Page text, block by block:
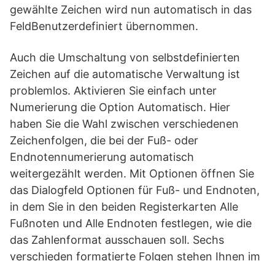
gewählte Zeichen wird nun automatisch in das
FeldBenutzerdefiniert übernommen.
Auch die Umschaltung von selbstdefinierten
Zeichen auf die automatische Verwaltung ist
problemlos. Aktivieren Sie einfach unter
Numerierung die Option Automatisch. Hier
haben Sie die Wahl zwischen verschiedenen
Zeichenfolgen, die bei der Fuß- oder
Endnotennumerierung automatisch
weitergezählt werden. Mit Optionen öffnen Sie
das Dialogfeld Optionen für Fuß- und Endnoten,
in dem Sie in den beiden Registerkarten Alle
Fußnoten und Alle Endnoten festlegen, wie die
das Zahlenformat ausschauen soll. Sechs
verschieden formatierte Folgen stehen Ihnen im